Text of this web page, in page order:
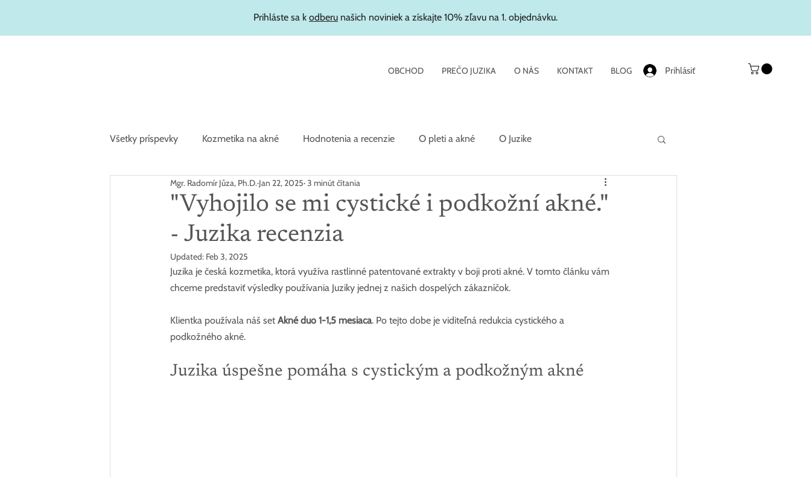
Prihláste sa k odberu našich noviniek a získajte 10% zľavu na 1. objednávku.
OBCHOD PREČO JUZIKA O NÁS KONTAKT BLOG Prihlásiť
Všetky príspevky Kozmetika na akné Hodnotenia a recenzie O pleti a akné O Juzike
"Vyhojilo se mi cystické i podkožní akné."
- Juzika recenzia
Mgr. Radomír Jůza, Ph.D. Jan 22, 2025 3 minút čítania
Updated: Feb 3, 2025
Juzika je česká kozmetika, ktorá využíva rastlinné patentované extrakty v boji proti akné. V tomto článku vám
chceme predstaviť výsledky používania Juziky jednej z našich dospelých zákazníčok.
Klientka používala náš set Akné duo 1-1,5 mesiaca. Po tejto dobe je viditeľná redukcia cystického a
podkožného akné.
Juzika úspešne pomáha s cystickým a podkožným akné